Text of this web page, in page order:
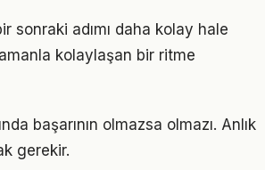
sonraki adımı daha kolay hale
kolaylaşan bir ritme
başarının olmazsa olmazı. Anlık
gerekir.